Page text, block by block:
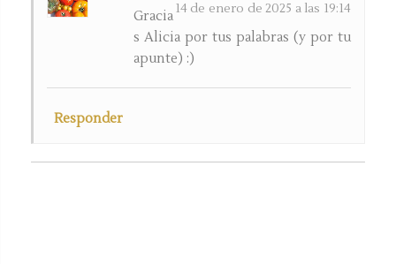
14 de enero de 2025 a las 19:14
Gracia
s Alicia por tus palabras (y por tu
apunte) :)
Responder